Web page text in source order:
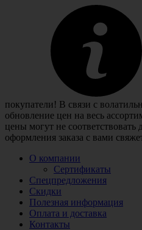
покупатели! В связи с
обновление цен на весь
цены могут не соответствовать
оформления заказа с вами
О компании
Сертификаты
Спецпредложения
Скидки
Полезная информация
Оплата и доставка
Контакты